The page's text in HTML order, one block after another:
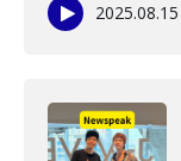
2025.08.15